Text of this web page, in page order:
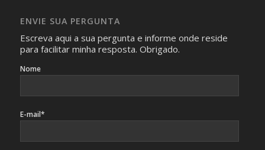
identificação da pessoa fotografada.
ENVIE SUA PERGUNTA
Escreva aqui a sua pergunta e informe onde reside
para facilitar minha resposta. Obrigado.
Nome
E-mail*